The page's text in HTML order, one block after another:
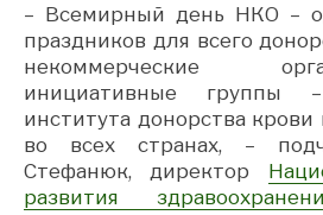
– Всемирный день НКО –
праздников для всего
некоммерческие
инициативные группы
института донорства
во всех странах, –
Стефанюк, директор
развития